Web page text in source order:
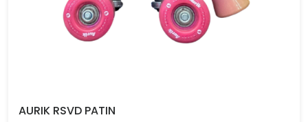
AURIK RSVD PATIN